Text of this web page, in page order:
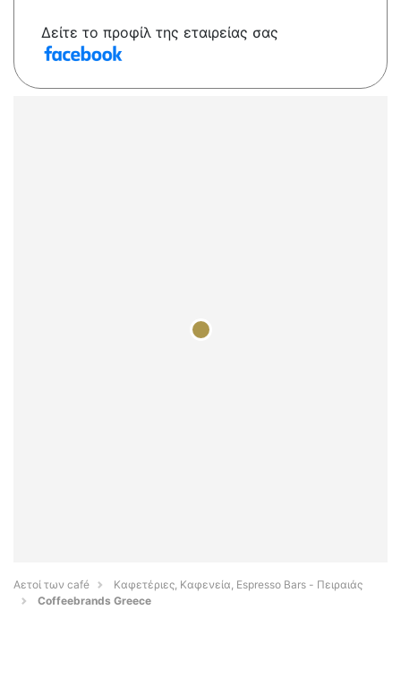
Δείτε το προφίλ της εταιρείας σας
Αετοί των café
Καφετέριες, Καφενεία, Espresso Bars - Πειραιάς
Coffeebrands Greece